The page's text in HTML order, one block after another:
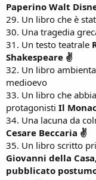
Paperino Walt
29. Un libro che è
30. Una tragedia
31. Un testo teatrale
Shakespeare ✌
32. Un libro
medioevo
33. Un libro che
protagonisti Il
34. Una lacuna da
Cesare Beccaria ✌
35. Un libro scritto
Giovanni della
pubblicato